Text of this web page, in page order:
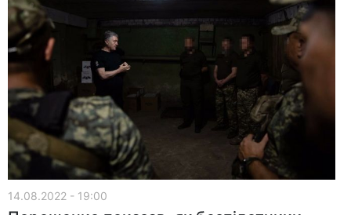
14.08.2022 - 19:00